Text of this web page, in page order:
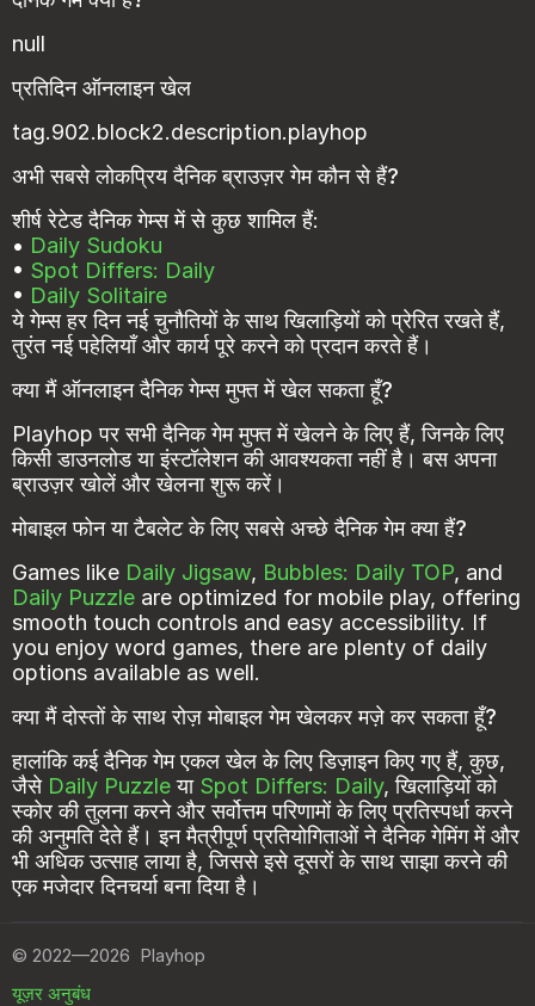
null
प्रतिदिन ऑनलाइन खेल
tag.902.block2.description.playhop
अभी सबसे लोकप्रिय दैनिक ब्राउज़र गेम कौन से हैं?
शीर्ष रेटेड दैनिक गेम्स में से कुछ शामिल हैं:
• Daily Sudoku
• Spot Differs: Daily
• Daily Solitaire
ये गेम्स हर दिन नई चुनौतियों के साथ खिलाड़ियों को प्रेरित रखते हैं,
तुरंत नई पहेलियाँ और कार्य पूरे करने को प्रदान करते हैं।
क्या मैं ऑनलाइन दैनिक गेम्स मुफ्त में खेल सकता हूँ?
Playhop पर सभी दैनिक गेम मुफ्त में खेलने के लिए हैं, जिनके लिए
किसी डाउनलोड या इंस्टॉलेशन की आवश्यकता नहीं है। बस अपना
ब्राउज़र खोलें और खेलना शुरू करें।
मोबाइल फोन या टैबलेट के लिए सबसे अच्छे दैनिक गेम क्या हैं?
Games like Daily Jigsaw, Bubbles: Daily TOP, and
Daily Puzzle are optimized for mobile play, offering
smooth touch controls and easy accessibility. If
you enjoy word games, there are plenty of daily
options available as well.
क्या मैं दोस्तों के साथ रोज़ मोबाइल गेम खेलकर मज़े कर सकता हूँ?
हालांकि कई दैनिक गेम एकल खेल के लिए डिज़ाइन किए गए हैं, कुछ,
जैसे Daily Puzzleया Spot Differs: Daily, खिलाड़ियों को
स्कोर की तुलना करने और सर्वोत्तम परिणामों के लिए प्रतिस्पर्धा करने
की अनुमति देते हैं। इन मैत्रीपूर्ण प्रतियोगिताओं ने दैनिक गेमिंग में और
भी अधिक उत्साह लाया है, जिससे इसे दूसरों के साथ साझा करने की
एक मजेदार दिनचर्या बना दिया है।
© 2022—2026 Playhop
यूज़र अनुबंध